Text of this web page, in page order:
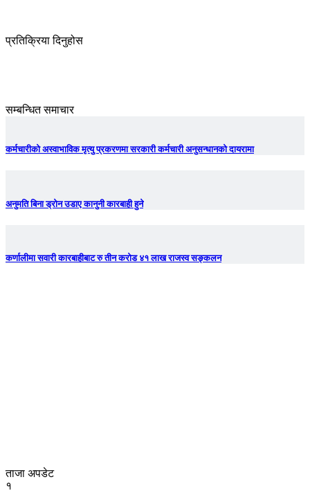
प्रतिक्रिया दिनुहोस
सम्बन्धित समाचार
कर्मचारीको अस्वाभाविक मृत्यु प्रकरणमा सरकारी कर्मचारी अनुसन्धानको दायरामा
अनुमति बिना ड्रोन उडाए कानुनी कारबाही हुने
कर्णालीमा सवारी कारबाहीबाट रु तीन करोड ४१ लाख राजस्व सङ्कलन
ताजा अपडेट
१